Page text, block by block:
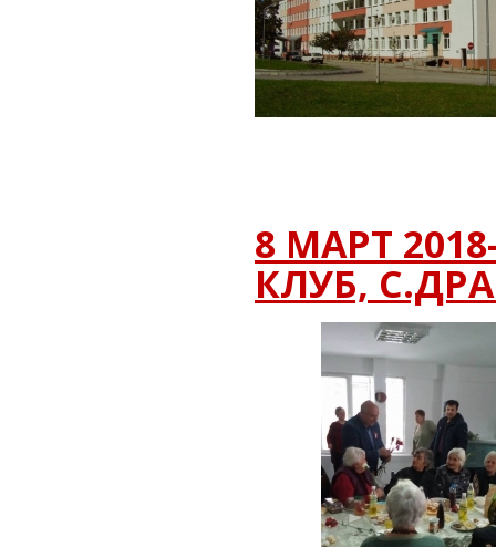
8 МАРТ
КЛУБ,